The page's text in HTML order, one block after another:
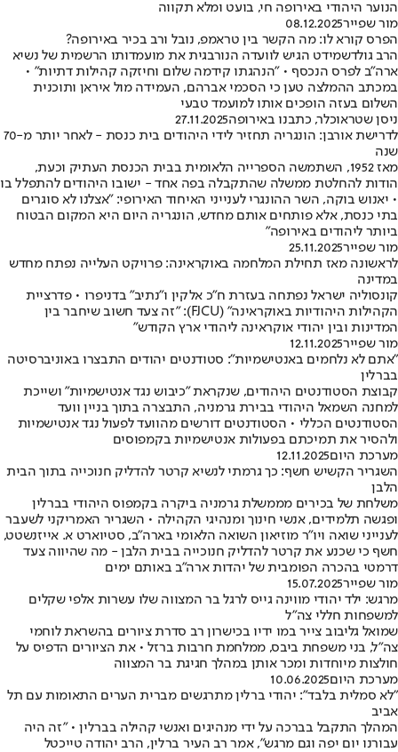
הנוער היהודי באירופה חי, בועט ומלא תקווה
מור שפייר08.12.2025
הפרס קורא לו: מה הקשר בין טראמפ, נובל ורב בכיר באירופה?
הרב גולדשמידט הגיש לוועדה הנורבגית את מועמדותו הרשמית של נשיא
ארה"ב לפרס הנכסף • "הנהגתו קידמה שלום וחיזקה קהילות דתיות" •
במכתב ההמלצה טען כי הסכמי אברהם, העמידה מול איראן ותוכנית
השלום בעזה הופכים אותו למועמד טבעי
ניסן שטראוכלר, כתבנו באירופה27.11.2025
לדרישת אורבן: הונגריה תחזיר לידי היהודים בית כנסת - לאחר יותר מ-70
שנה
מאז 1952, השתמשה הספרייה הלאומית בבית הכנסת העתיק וכעת,
הודות להחלטת ממשלה שהתקבלה בפה אחד - ישובו היהודים להתפלל בו
• יאנוש בוקה, השר ההונגרי לענייני האיחוד האירופי: "אצלנו לא סוגרים
בתי כנסת, אלא פותחים אותם מחדש, הונגריה היום היא המקום הבטוח
ביותר ליהודים באירופה"
מור שפייר25.11.2025
לראשונה מאז תחילת המלחמה באוקראינה: פרויקט העלייה נפתח מחדש
במדינה
קונסוליה ישראל נפתחה בעזרת ח"כ אלקין ו"נתיב" בדניפרו • פדרציית
הקהילות היהודיות באוקראינה" (FJCU): "זה צעד חשוב שיחבר בין
המדינות ובין יהודי אוקראינה ליהודי ארץ הקודש"
מור שפייר12.11.2025
"אתם לא נלחמים באנטישמיות": סטודנטים יהודים התבצרו באוניברסיטה
בברלין
קבוצת הסטודנטים היהודים, שנקראת "כיבוש נגד אנטישמיות" ושייכת
למחנה השמאל היהודי בבירת גרמניה, התבצרה בתוך בניין וועד
הסטודנטים הכללי • הסטודנטים דורשים מהוועד לפעול נגד אנטישמיות
ולהסיר את תמיכתם בפעולות אנטישמיות בקמפוסים
מערכת היום12.11.2025
השגריר הקשיש חשף: כך גרמתי לנשיא קרטר להדליק חנוכייה בתוך הבית
הלבן
משלחת של בכירים מממשלת גרמניה ביקרה בקמפוס היהודי בברלין
ופגשה תלמידים, אנשי חינוך ומנהיגי הקהילה • השגריר האמריקני לשעבר
לענייני שואה ויו"ר מוזיאון השואה הלאומי בארה”ב, סטיוארט א. אייזנשטט,
חשף כי שכנע את קרטר להדליק חנוכייה בבית הלבן - מה שהיווה צעד
דרמטי בהכרה הפומבית של יהדות ארה"ב באותם ימים
מור שפייר15.07.2025
מרגש: ילד יהודי מווינה גייס לרגל בר המצווה שלו עשרות אלפי שקלים
למשפחות חללי צה"ל
שמואל גליבוב צייר במו ידיו בכישרון רב סדרת ציורים בהשראת לוחמי
צה״ל, בני משפחת ביבס, ממלחמת חרבות ברזל • את הציורים הדפיס על
חולצות מיוחדות ומכר אותן במהלך חגיגת בר המצווה
מערכת היום10.06.2025
"לא סמלית בלבד": יהודי ברלין מתרגשים מברית הערים התאומות עם תל
אביב
המהלך התקבל בברכה על ידי מנהיגים ואנשי קהילה בברלין • "זה היה
עבורנו יום יפה וגם מרגש", אמר רב העיר ברלין, הרב יהודה טייכטל